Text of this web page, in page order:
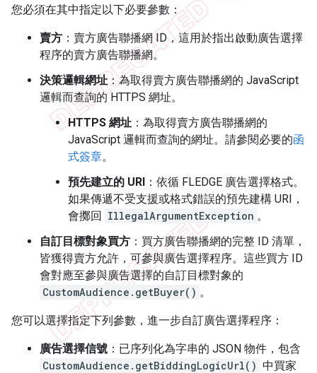
您必須在其中指定以下必要參數：
賣方 ：賣方廣告聯播網 ID，這用於指出啟動廣告選擇
程序的賣方廣告聯播網。
決策邏輯網址：為取得賣方廣告聯播網的 JavaScript
邏輯而查詢的 HTTPS 網址。
HTTPS 網址 ：為取得賣方廣告聯播網的
JavaScript 邏輯而查詢的網址。請參閱必要的函
式簽章。
預先建立的 URI ：依循 FLEDGE 廣告選擇格式。
如果傳遞不受支援或格式錯誤的預先建構 URI，
會擲回 IllegalArgumentException 。
自訂目標對象買方 ：買方廣告聯播網的完整 ID 清單，
皆獲得賣方允許，可參與廣告選擇程序。這些買方 ID
會對應至參與廣告選擇的自訂目標對象的
CustomAudience.getBuyer() 。
您可以選擇指定下列參數，進一步自訂廣告選擇程序：
廣告選擇信號 ：已序列化為字串的 JSON 物件，包含
CustomAudience.getBiddingLogicUrl() 中買家